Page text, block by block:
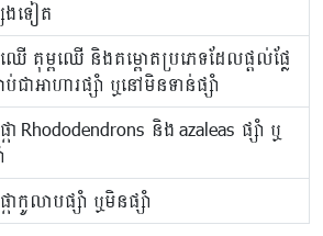
ងទៀត
ើ គុម្ពឈើ និងគម្ពោតប្រភេទដែលផ្តល់ផ្លែ
ប់ជាអាហារផ្សាំ ឬនៅមិនទាន់ផ្សាំ
ា Rhododendrons និង azaleas ផ្សាំ ឬ
ាកូលាបផ្សាំ ឬមិនផ្សាំ